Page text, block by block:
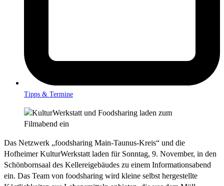
Tipps & Termine
Das Netzwerk „foodsharing Main-Taunus-Kreis“ und die
Hofheimer KulturWerkstatt laden für Sonntag, 9. November, in den
Schönbornsaal des Kellereigebäudes zu einem Informationsabend
ein. Das Team von foodsharing wird kleine selbst hergestellte